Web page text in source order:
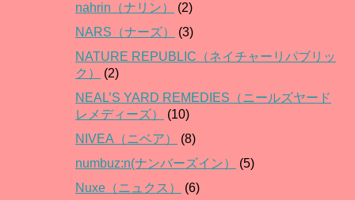
nahrin（ナリン）
(2)
NARS（ナーズ）
(3)
NATURE REPUBLIC（ネイチャーリパブリッ
ク）
(2)
NEAL’S YARD REMEDIES（ニールズヤード
レメディーズ）
(10)
NIVEA（ニベア）
(8)
numbuz:n(ナンバーズイン）
(5)
Nuxe（ニュクス）
(6)